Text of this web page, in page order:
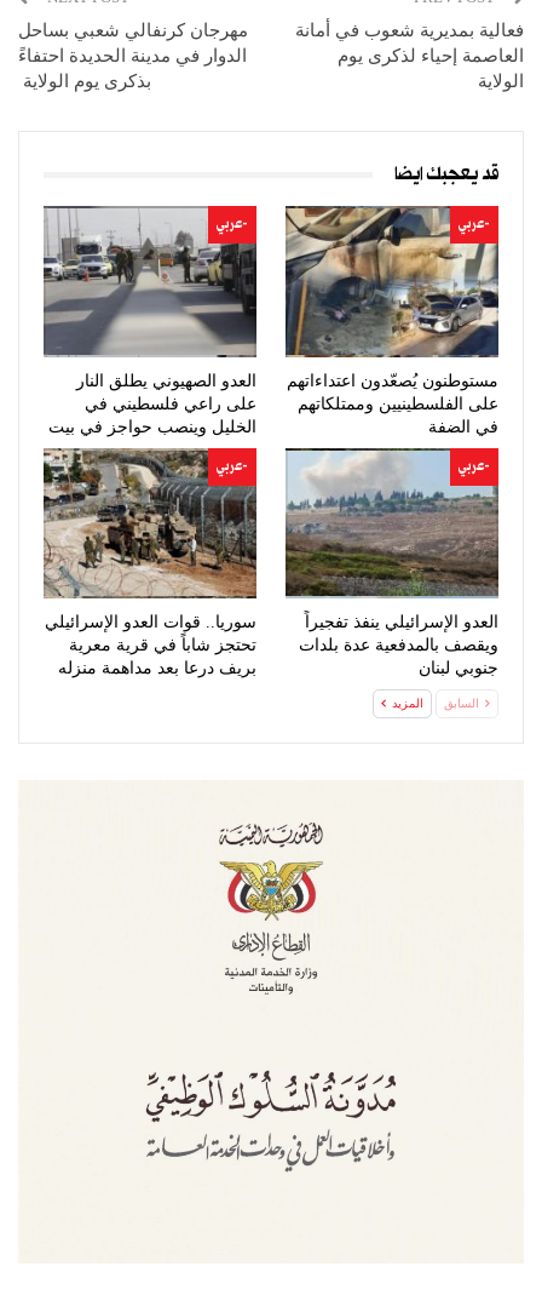
فعالية بمديرية شعوب في أمانة
العاصمة إحياء لذكرى يوم
الولاية
مهرجان كرنفالي شعبي بساحل
الدوار في مدينة الحديدة احتفاءً
بذكرى يوم الولاية
قد يعجبك ايضا
-عربي
مستوطنون يُصعّدون اعتداءاتهم
على الفلسطينيين وممتلكاتهم
في الضفة
-عربي
العدو الصهيوني يطلق النار
على راعي فلسطيني في
الخليل وينصب حواجز في بيت
لحم
-عربي
العدو الإسرائيلي ينفذ تفجيراً
ويقصف بالمدفعية عدة بلدات
جنوبي لبنان
-عربي
سوريا.. قوات العدو الإسرائيلي
تحتجز شاباً في قرية معرية
بريف درعا بعد مداهمة منزله
السابق المزيد